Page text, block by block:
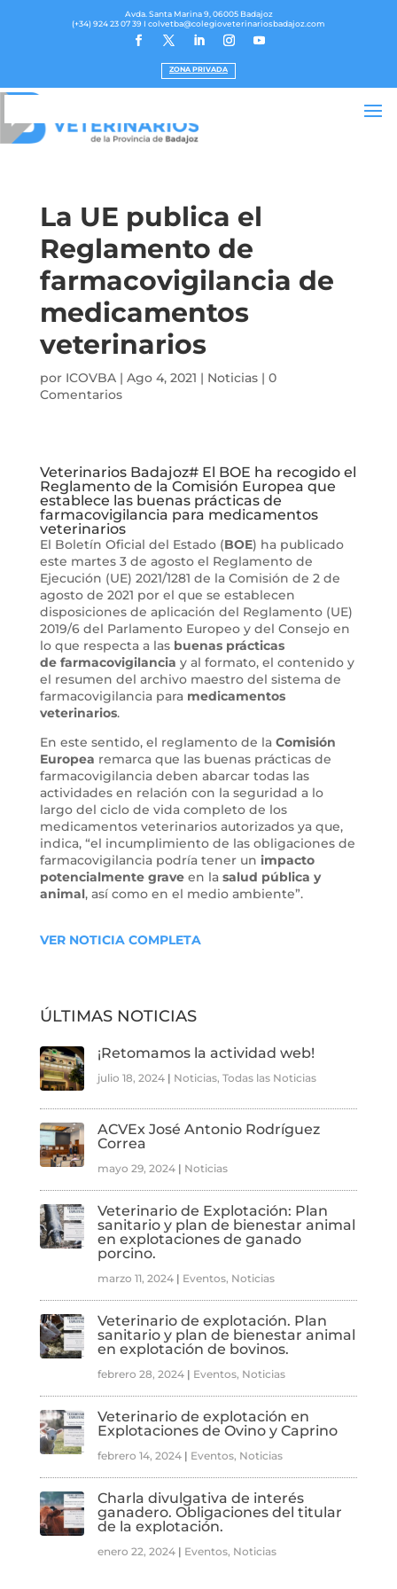
Avda. Santa Marina 9, 06005 Badajoz
(+34) 924 23 07 39 I colvetba@colegioveterinariosbadajoz.com
ZONA PRIVADA
La UE publica el
Reglamento de
farmacovigilancia de
medicamentos
veterinarios
por ICOVBA| Ago 4, 2021 | Noticias| 0
Comentarios
Veterinarios Badajoz# El BOE ha recogido el
Reglamento de la Comisión Europea que
establece las buenas prácticas de
farmacovigilancia para medicamentos
veterinarios
El Boletín Oficial del Estado (BOE) ha publicado
este martes 3 de agosto el Reglamento de
Ejecución (UE) 2021/1281 de la Comisión de 2 de
agosto de 2021 por el que se establecen
disposiciones de aplicación del Reglamento (UE)
2019/6 del Parlamento Europeo y del Consejo en
lo que respecta a las buenas prácticas
de farmacovigilancia y al formato, el contenido y
el resumen del archivo maestro del sistema de
farmacovigilancia para medicamentos
veterinarios.
En este sentido, el reglamento de la Comisión
Europea remarca que las buenas prácticas de
farmacovigilancia deben abarcar todas las
actividades en relación con la seguridad a lo
largo del ciclo de vida completo de los
medicamentos veterinarios autorizados ya que,
indica, “el incumplimiento de las obligaciones de
farmacovigilancia podría tener un impacto
potencialmente graveen la salud pública y
animal, así como en el medio ambiente”.
VER NOTICIA COMPLETA
ÚLTIMAS NOTICIAS
¡Retomamos la actividad web!
julio 18, 2024| Noticias, Todas las Noticias
ACVEx José Antonio Rodríguez
Correa
mayo 29, 2024| Noticias
Veterinario de Explotación: Plan
sanitario y plan de bienestar animal
en explotaciones de ganado
porcino.
marzo 11, 2024| Eventos, Noticias
Veterinario de explotación. Plan
sanitario y plan de bienestar animal
en explotación de bovinos.
febrero 28, 2024| Eventos, Noticias
Veterinario de explotación en
Explotaciones de Ovino y Caprino
febrero 14, 2024| Eventos, Noticias
Charla divulgativa de interés
ganadero. Obligaciones del titular
de la explotación.
enero 22, 2024| Eventos, Noticias